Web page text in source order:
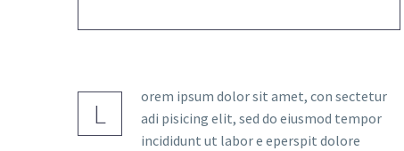
L
orem ipsum dolor sit amet, con sectetur
adi pisicing elit, sed do eiusmod tempor
incididunt ut labor e eperspit dolore